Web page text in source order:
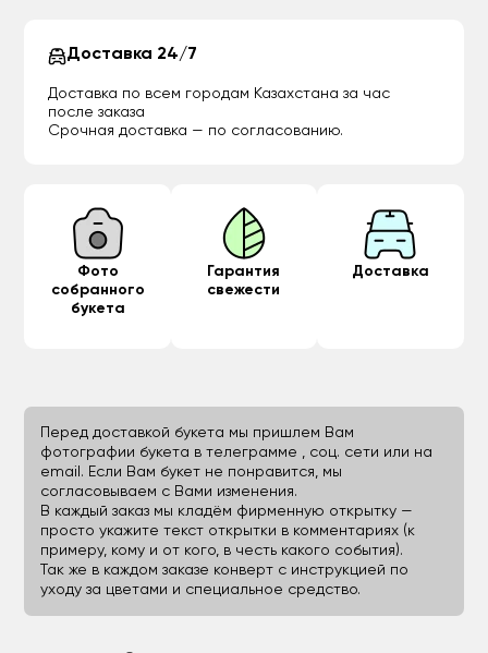
Доставка 24/7
Доставка по всем городам Казахстана за час
после заказа
Срочная доставка — по согласованию.
Фото
собранного
букета
Гарантия
свежести
Доставка
Перед доставкой букета мы пришлем Вам
фотографии букета в телеграмме , соц. сети или на
email. Если Вам букет не понравится, мы
согласовываем с Вами изменения.
В каждый заказ мы кладём фирменную открытку —
просто укажите текст открытки в комментариях (к
примеру, кому и от кого, в честь какого события).
Так же в каждом заказе конверт с инструкцией по
уходу за цветами и специальное средство.